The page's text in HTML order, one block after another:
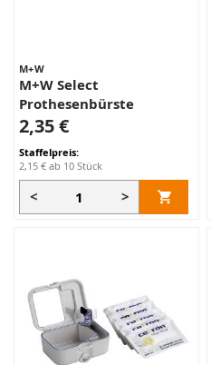
M+W
M+W Select
Prothesenbürste
2,35 €
Staffelpreis:
2,15 € ab 10 Stück
< >